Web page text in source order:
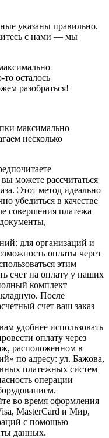
указаны правильно.
с нами — мы
осталось
разобраться!
максимально
несколько
можете рассчитаться
Этот метод идеально
убедиться в качестве
совершения платежа
: для организаций и
оплаты через
этим
счет на оплату у наших
комплект
После
счет ваш заказ
удобнее использовать
оплату через
расположенном в
по адресу: ул. Бажова,
платежных систем
операции
во время оформления
MasterCard и Мир,
с помощью
данных.